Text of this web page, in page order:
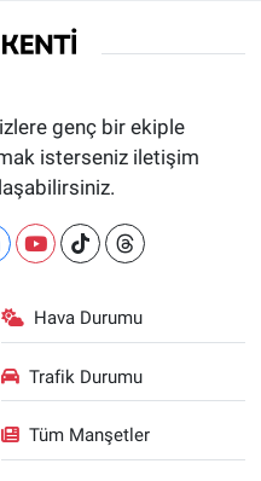
genç bir ekiple
isterseniz iletişim
Hava Durumu
Trafik Durumu
Tüm Manşetler